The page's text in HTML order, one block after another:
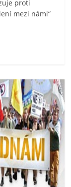
proti
mezi námi“